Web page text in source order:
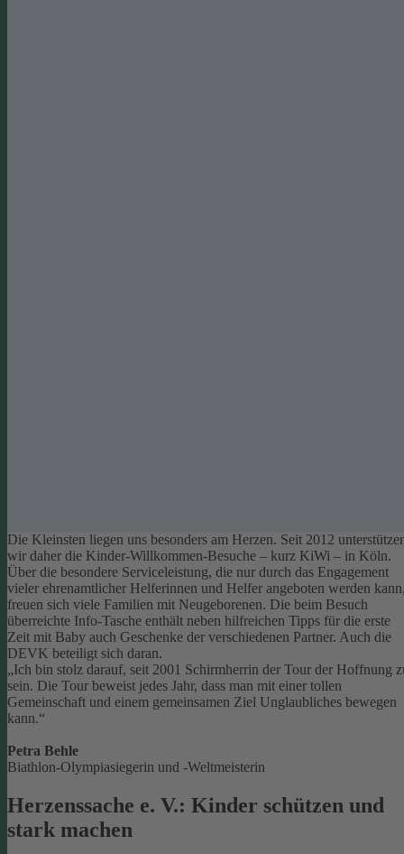
Die Kleinsten liegen uns besonders am Herzen. Seit 2012
wir daher die Kinder-Willkommen-Besuche – kurz KiWi – in Köln.
Über die besondere Serviceleistung, die nur durch das Engagement
vieler ehrenamtlicher Helferinnen und Helfer angeboten werden
freuen sich viele Familien mit Neugeborenen. Die beim Besuch
überreichte Info-Tasche enthält neben hilfreichen Tipps für die erste
Zeit mit Baby auch Geschenke der verschiedenen Partner. Auch die
DEVK beteiligt sich daran.
„Ich bin stolz darauf, seit 2001 Schirmherrin der Tour der Hoffnung
sein. Die Tour beweist jedes Jahr, dass man mit einer tollen
Gemeinschaft und einem gemeinsamen Ziel Unglaubliches bewegen
kann.“
Petra Behle
Biathlon-Olympiasiegerin und -Weltmeisterin
Herzenssache e. V.: Kinder schützen und
stark machen